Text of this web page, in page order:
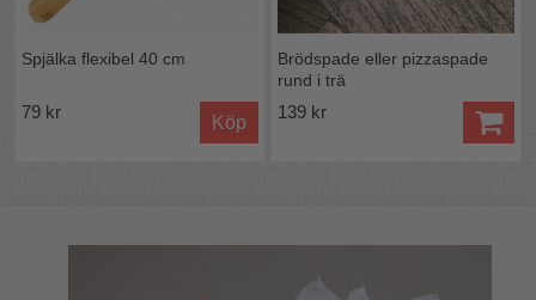
Spjälka flexibel 40 cm
79 kr
Köp
Brödspade eller pizzaspade
rund i trä
139 kr